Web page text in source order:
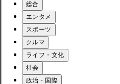
総合
エンタメ
スポーツ
クルマ
ライフ・文化
社会
政治・国際